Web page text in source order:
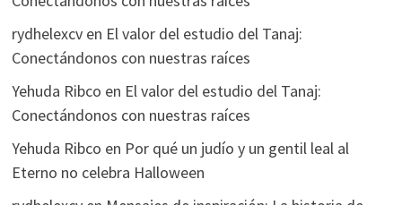
rydhelexcven El valor del estudio del Tanaj:
Conectándonos con nuestras raíces
Yehuda Ribco en El valor del estudio del Tanaj:
Conectándonos con nuestras raíces
Yehuda Ribco en Por qué un judío y un gentil leal al
Eterno no celebra Halloween